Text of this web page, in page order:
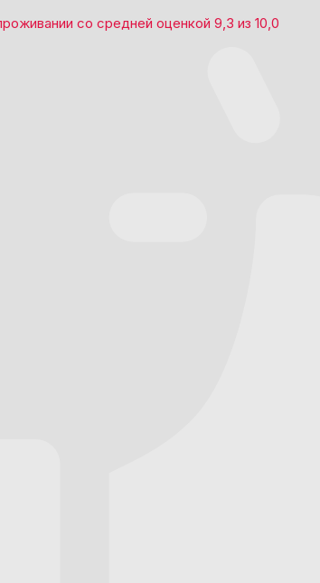
со средней оценкой 9,3 из 10,0